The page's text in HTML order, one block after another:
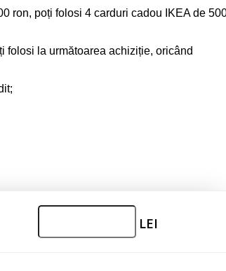
ron, poți folosi 4 carduri cadou IKEA de
folosi la următoarea achiziție, oricând
;
LEI